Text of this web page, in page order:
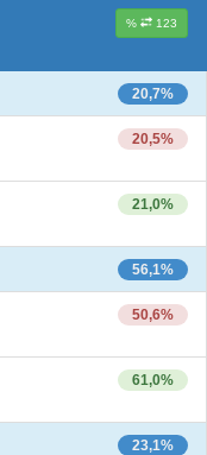
% 123
20,7%
20,5%
21,0%
56,1%
50,6%
61,0%
23,1%